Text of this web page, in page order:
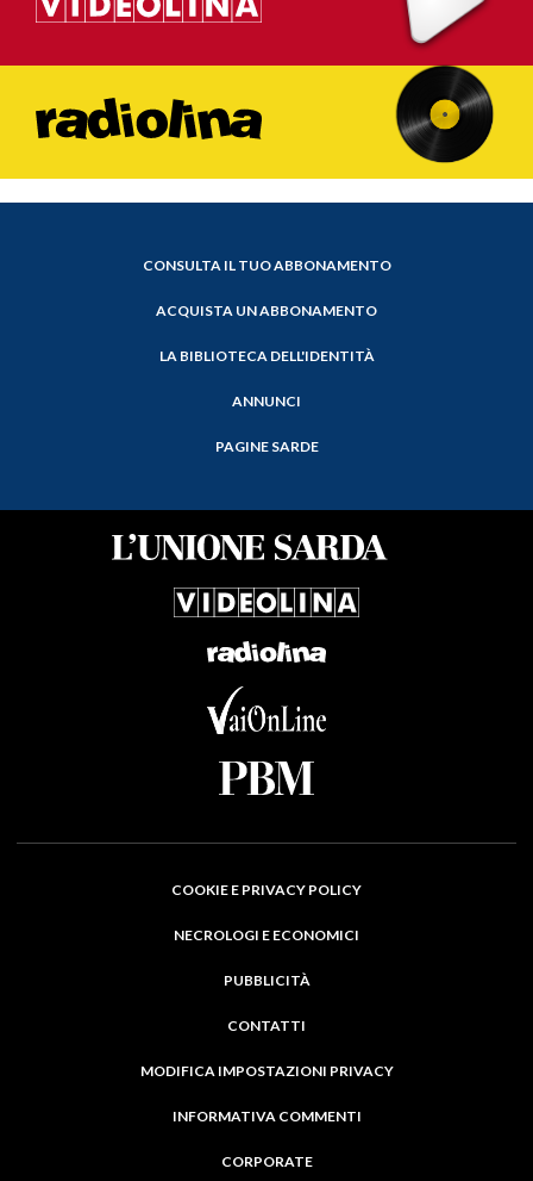
CONSULTA IL TUO ABBONAMENTO
ACQUISTA UN ABBONAMENTO
LA BIBLIOTECA DELL'IDENTITÀ
ANNUNCI
PAGINE SARDE
COOKIE E PRIVACY POLICY
NECROLOGI E ECONOMICI
PUBBLICITÀ
CONTATTI
MODIFICA IMPOSTAZIONI PRIVACY
INFORMATIVA COMMENTI
CORPORATE